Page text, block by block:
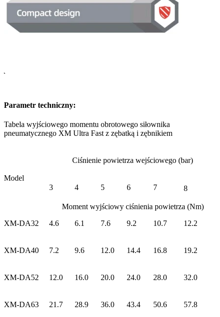
Parametr techniczny:
Tabela wyjściowego momentu obrotowego siłownika
pneumatycznego XM Ultra Fast z zębatką i zębnikiem
Model
Ciśnienie powietrza wejściowego (bar)
3 4 5 6 7 8
Moment wyjściowy ciśnienia powietrza (Nm)
XM-DA32
4.6 6.1 7.6 9.2 10.7 12.2
XM-DA40 7.2 9.6 12.0 14.4 16.8 19.2
XM-DA52 12.0 16.0 20.0 24.0 28.0 32.0
XM-DA63 21.7 28.9 36.0 43.4 50.6 57.8